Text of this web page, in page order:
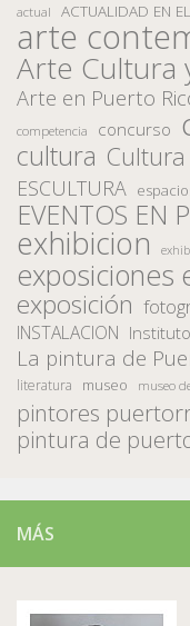
actual ACTUALIDAD EN
arte
Arte Cultura
Arte en Puerto
competencia concurso
cultura
ESCULTURA
EVENTOS EN
exhibicion
exposiciones
exposición
INSTALACION
La pintura de
literatura museo museo
pintores
pintura de
MÁS